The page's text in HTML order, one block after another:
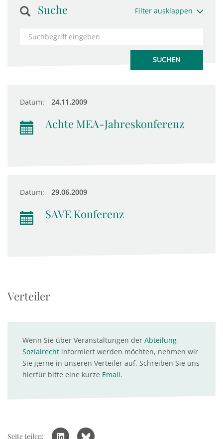
Suche Filter ausklappen
Datum: 24.11.2009
Achte MEA-Jahreskonferenz
Datum: 29.06.2009
SAVE Konferenz
Verteiler
Wenn Sie über Veranstaltungen der Abteilung
Sozialrecht informiert werden möchten, nehmen wir
Sie gerne in unseren Verteiler auf. Schreiben Sie uns
hierfür bitte eine kurze Email.
Seite teilen: